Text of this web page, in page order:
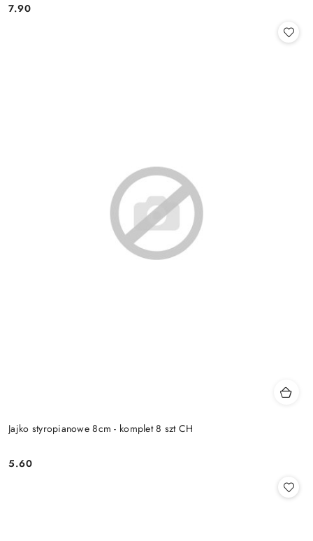
Cena:
7.90
Jajko styropianowe 8cm - komplet 8 szt CH
Cena:
5.60